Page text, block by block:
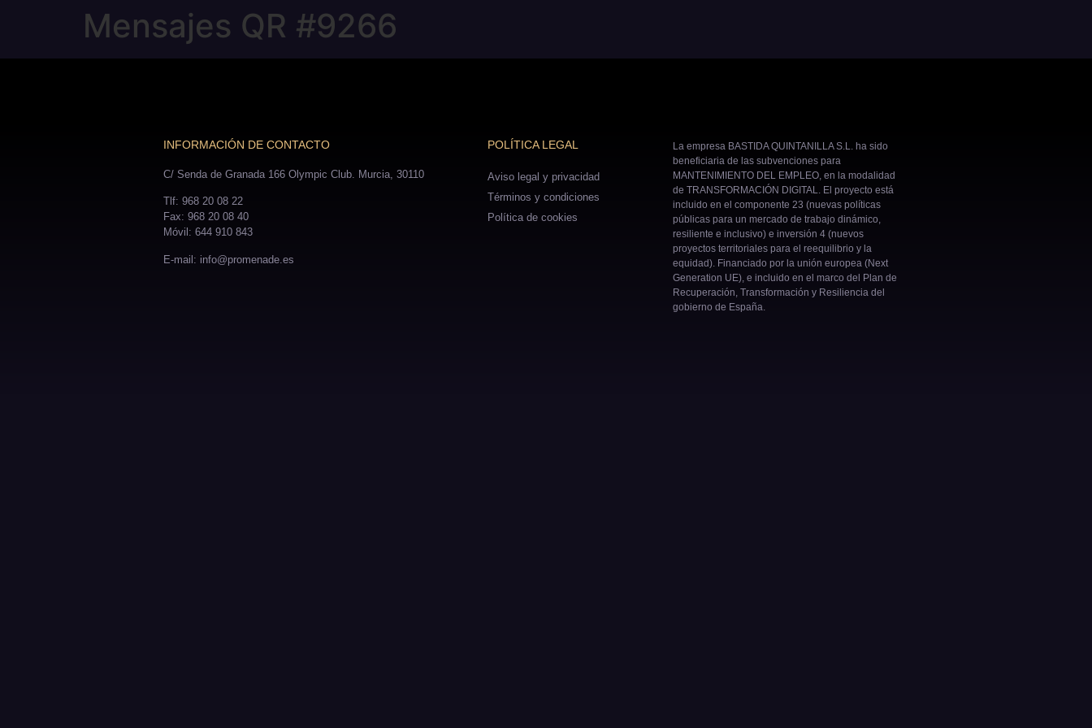
Mensajes QR #9266
INFORMACIÓN DE CONTACTO
C/ Senda de Granada 166 Olympic Club. Murcia, 30110
Tlf: 968 20 08 22
Fax: 968 20 08 40
Móvil: 644 910 843
E-mail: info@promenade.es
POLÍTICA LEGAL
Aviso legal y privacidad
Términos y condiciones
Política de cookies
La empresa BASTIDA QUINTANILLA S.L. ha sido
beneficiaria de las subvenciones para
MANTENIMIENTO DEL EMPLEO, en la modalidad
de TRANSFORMACIÓN DIGITAL. El proyecto está
incluido en el componente 23 (nuevas políticas
públicas para un mercado de trabajo dinámico,
resiliente e inclusivo) e inversión 4 (nuevos
proyectos territoriales para el reequilibrio y la
equidad). Financiado por la unión europea (Next
Generation UE), e incluido en el marco del Plan de
Recuperación, Transformación y Resiliencia del
gobierno de España.